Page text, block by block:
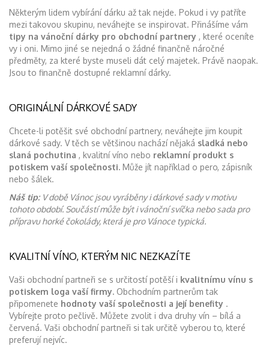
Některým lidem vybírání dárku až tak nejde. Pokud i vy patříte
mezi takovou skupinu, neváhejte se inspirovat. Přinášíme vám
tipy na vánoční dárky pro obchodní partnery , které oceníte
vy i oni. Mimo jiné se nejedná o žádné finančně náročné
předměty, za které byste museli dát celý majetek. Právě naopak.
Jsou to finančně dostupné reklamní dárky.
ORIGINÁLNÍ DÁRKOVÉ SADY
Chcete-li potěšit své obchodní partnery, neváhejte jim koupit
dárkové sady. V těch se většinou nachází nějaká sladká nebo
slaná pochutina , kvalitní víno nebo reklamní produkt s
potiskem vaší společnosti. Může jít například o pero, zápisník
nebo šálek.
Náš tip: V době Vánoc jsou vyráběny i dárkové sady v motivu
tohoto období. Součástí může být i vánoční svíčka nebo sada pro
přípravu horké čokolády, která je pro Vánoce typická.
KVALITNÍ VÍNO, KTERÝM NIC NEZKAZÍTE
Vaši obchodní partneři se s určitostí potěší i kvalitnímu vínu s
potiskem loga vaší firmy. Obchodním partnerům tak
připomenete hodnoty vaší společnosti a její benefity .
Vybírejte proto pečlivě. Můžete zvolit i dva druhy vín – bílá a
červená. Vaši obchodní partneři si tak určitě vyberou to, které
preferují nejvíc.